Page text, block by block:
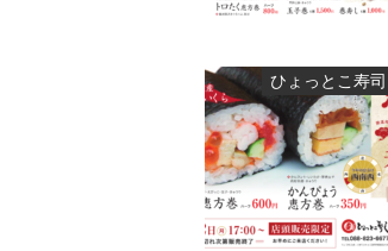
ひょっとこ寿司